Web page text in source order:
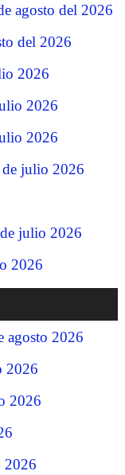
agosto del 2026
del 2026
2026
2026
2026
de julio 2026
julio 2026
2026
agosto 2026
2026
2026
2026